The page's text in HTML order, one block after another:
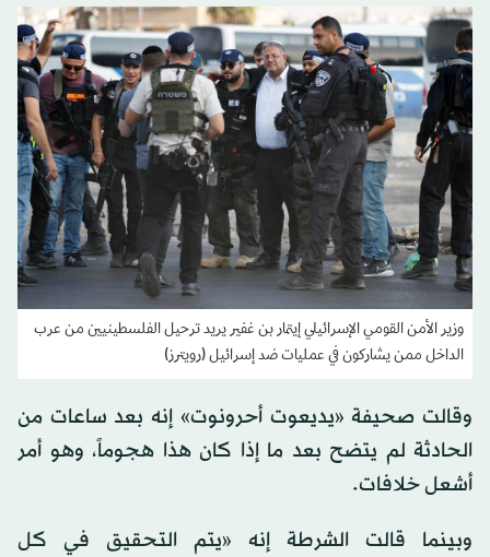
وزير الأمن القومي الإسرائيلي إيتمار بن غفير يريد ترحيل الفلسطينيين من عرب
الداخل ممن يشاركون في عمليات ضد إسرائيل (رويترز)
وقالت صحيفة «يديعوت أحرونوت» إنه بعد ساعات من
الحادثة لم يتضح بعد ما إذا كان هذا هجوماً، وهو أمر
أشعل خلافات.
وبينما قالت الشرطة إنه «يتم التحقيق في كل